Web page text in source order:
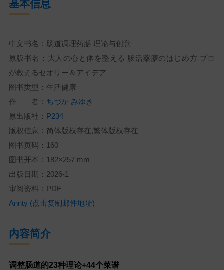
基本信息
中文书名：肠道调理药膳 理论与创意
原版书名：大人の心と体を整える 肠活薬膳のはじめ方 プロ
が教えるセオリー＆アイデア
图书类型：生活健康
作 者： ちづか みゆき
原出版社： P234
版权信息：简体版权存在,繁体版权存在
图书页码：160
图书开本：182×257 mm
出版日期：2026-1
审阅资料：PDF
Annty (点击复制邮件地址)
内容简介
调整肠道的23种理论+44个菜谱